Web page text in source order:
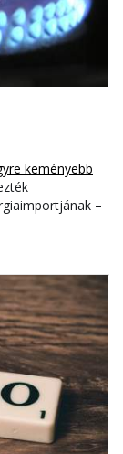
keményebb
–